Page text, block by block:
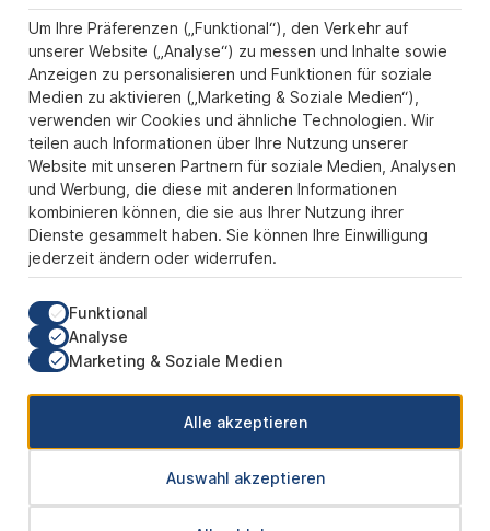
Informationen
Zahlungs- und Versandarten
Sicher Einkaufen
Über uns
Der Pokal & Vereinsbedarf Onlineshop PokalExpress in Marl ist
Ihr Spezialist für Pokale, Medaillen und Trophäen aus Glas und
Resin, mit einem Fokus auf Säulenpokalen. Unser herausragender
Kundenservice zeichnet sich durch Schnelligkeit und
Zuverlässigkeit aus, um jedem Anlass gerecht zu werden. Wir
verstehen die Bedeutung jedes besonderen Moments und bieten
Erwartungen übertrifft. Ob online oder in unserem Showroom, bei
PokalExpress erwartet Sie Qualität, die begeistert, und ein
Unsere Communities
* Alle Preise inkl. gesetzl. Mehrwertsteuer zzgl.
Um Ihre Präferenzen („Funktional“), den Verkehr auf
unserer Website („Analyse“) zu messen und Inhalte sowie
Anzeigen zu personalisieren und Funktionen für soziale
Medien zu aktivieren („Marketing & Soziale Medien“),
verwenden wir Cookies und ähnliche Technologien. Wir
teilen auch Informationen über Ihre Nutzung unserer
Website mit unseren Partnern für soziale Medien, Analysen
und Werbung, die diese mit anderen Informationen
kombinieren können, die sie aus Ihrer Nutzung ihrer
Dienste gesammelt haben. Sie können Ihre Einwilligung
jederzeit ändern oder widerrufen.
Funktional
Analyse
Marketing & Soziale Medien
Auswahl akzeptieren
Alle akzeptieren